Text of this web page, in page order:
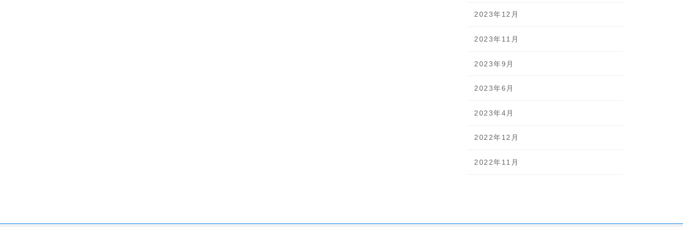
2023年12月
2023年11月
2023年9月
2023年6月
2023年4月
2022年12月
2022年11月